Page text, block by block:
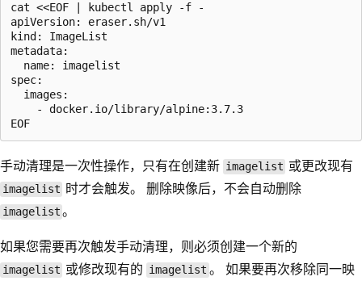
cat <<EOF | kubectl apply -f -
apiVersion: eraser.sh/v1
kind: ImageList
metadata:
  name: imagelist
spec:
  images:
    - docker.io/library/alpine:3.7.3
手动清理是一次性操作，只有在创建新 imagelist 或更改现有
imagelist 时才会触发。 删除映像后，不会自动删除
imagelist 。
如果您需要再次触发手动清理，则必须创建一个新的
imagelist 或修改现有的 imagelist 。 如果要再次移除同一映